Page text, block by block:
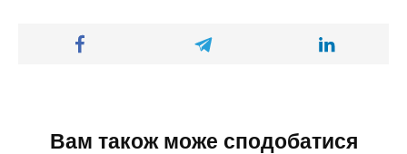
Вам також може сподобатися